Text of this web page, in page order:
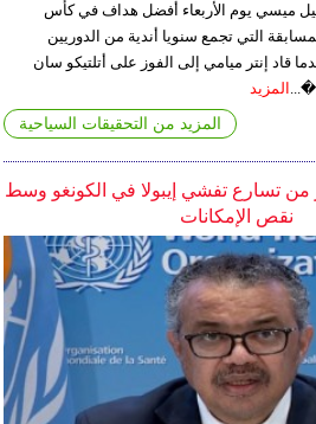
ميسي يوم الأربعاء أفضل هداف في كأس
التي تجمع سنويا أندية من الدوريين
قاد إنتر ميامي إلى الفوز على أتلتيكو سان
المزيد
المزيد من التحقيقات السياحية
من تسارع تفشي إيبولا في الكونغو وسط
نقص الإمكانات